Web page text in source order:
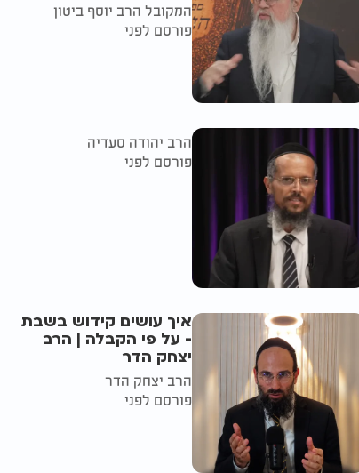
המקובל הרב יוסף ביטון
פורסם לפני
הרב יהודה סעדיה
פורסם לפני
איך עושים קידוש בשבת
- על פי הקבלה | הרב
יצחק הדר
הרב יצחק הדר
פורסם לפני